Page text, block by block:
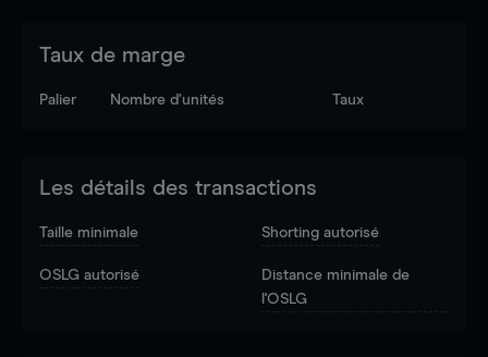
Taux de marge
Palier Nombre d’unités Taux
Les détails des transactions
Taille minimale Shorting autorisé
OSLG autorisé
Distance minimale de
l'OSLG